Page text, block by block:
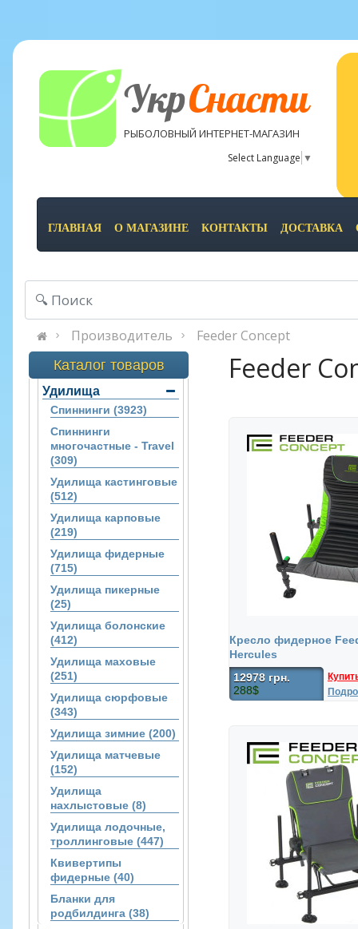
УкрСнасти
РЫБОЛОВНЫЙ ИНТЕРНЕТ-МАГАЗИН
Select Language ▼
ГЛАВНАЯ О МАГАЗИНЕ КОНТАКТЫ ДОСТАВКА
Производитель Feeder Concept
Каталог товаров
Удилища
Спиннинги (3923)
Спиннинги
многочастные - Travel
(309)
Удилища кастинговые
(512)
Удилища карповые
(219)
Удилища фидерные
(715)
Удилища пикерные
(25)
Удилища болонские
(412)
Удилища маховые
(251)
Удилища сюрфовые
(343)
Удилища зимние (200)
Удилища матчевые
(152)
Удилища
нахлыстовые (8)
Удилища лодочные,
троллинговые (447)
Квивертипы
фидерные (40)
Бланки для
родбилдинга (38)
Feeder
Кресло фидерное
Hercules
12978 грн.
288$